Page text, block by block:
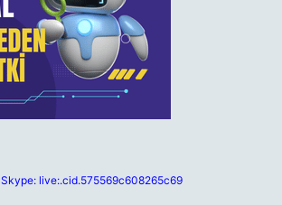
Skype: live:.cid.575569c608265c69